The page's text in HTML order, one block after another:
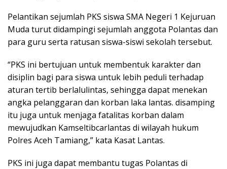
Pelantikan sejumlah PKS siswa SMA Negeri 1 Kejuruan
Muda turut didampingi sejumlah anggota Polantas dan
para guru serta ratusan siswa-siswi sekolah tersebut.
“PKS ini bertujuan untuk membentuk karakter dan
disiplin bagi para siswa untuk lebih peduli terhadap
aturan tertib berlalulintas, sehingga dapat menekan
angka pelanggaran dan korban laka lantas. disamping
itu juga untuk menjaga fatalitas korban dalam
mewujudkan Kamseltibcarlantas di wilayah hukum
Polres Aceh Tamiang,” kata Kasat Lantas.
PKS ini juga dapat membantu tugas Polantas di